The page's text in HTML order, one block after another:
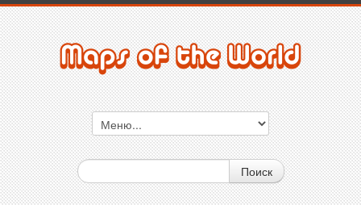
Поиск